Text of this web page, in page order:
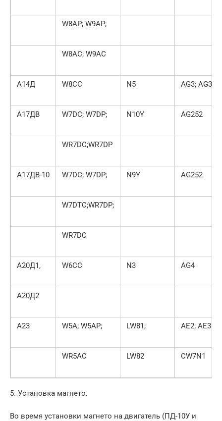
W8AP; W9AP;
W8AC; W9AC
А14Д W8CC N5 AG3; AG31
А17ДВ W7DC; W7DP; N10Y AG252
WR7DC;WR7DP
А17ДВ-10 W7DC; W7DP; N9Y AG252
W7DTC;WR7DP;
WR7DC
А20Д1, W6CC N3 AG4
А20Д2
А23 W5A; W5AP; LW81; AE2; AE3
WR5AC LW82 CW7N1
5. Установка магнето.
Во время установки магнето на двигатель (ПД-10У и